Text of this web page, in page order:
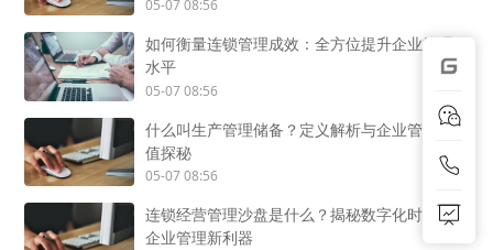
05-07 08:56
如何衡量连锁管理成效：全方位提升企业管理
水平
05-07 08:56
什么叫生产管理储备？定义解析与企业管理价
值探秘
05-07 08:56
连锁经营管理沙盘是什么？揭秘数字化时代的
企业管理新利器